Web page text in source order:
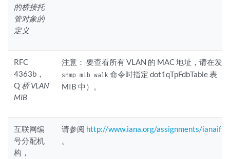
的桥接托
管对象的
定义
RFC
4363b，
Q桥 VLAN
MIB
注意： 要查看所有 VLAN 的 MAC 地址，请在发
snmp mib walk 命令时指定 dot1qTpFdbTable 表（
MIB 中）。
互联网编
号分配机
构，
请参阅 http://www.iana.org/assignments/
。